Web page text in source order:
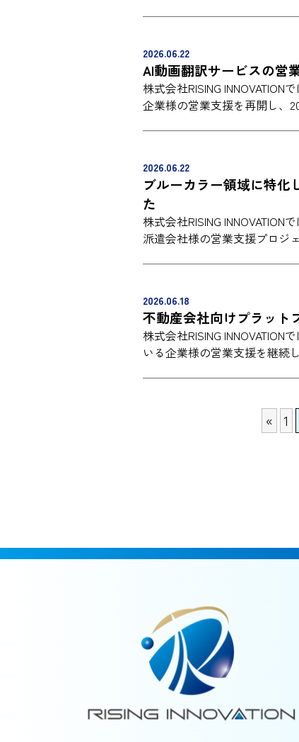
2026.06.22
AI動画翻訳サービスの営
株式会社RISING
企業様の営業支援を再開し、
2026.06.22
ブルーカラー領域に特化
た
株式会社RISING
派遣会社様の営業支援プロジ
2026.06.18
不動産会社向けプラット
株式会社RISING
いる企業様の営業支援を継続
« 1